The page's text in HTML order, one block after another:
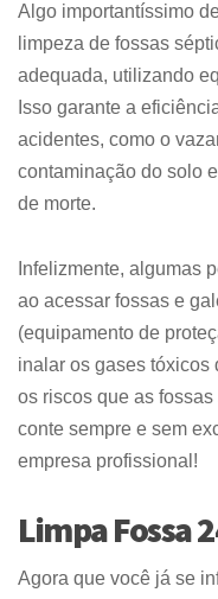
Algo importantíssimo
limpeza de fossas
adequada, utilizando
Isso garante a
acidentes, como o
contaminação do solo
de morte.
Infelizmente, algumas
ao acessar fossas e
(equipamento de
inalar os gases tóxicos
os riscos que as
conte sempre e sem
empresa profissional!
Limpa Fossa
Agora que você já se